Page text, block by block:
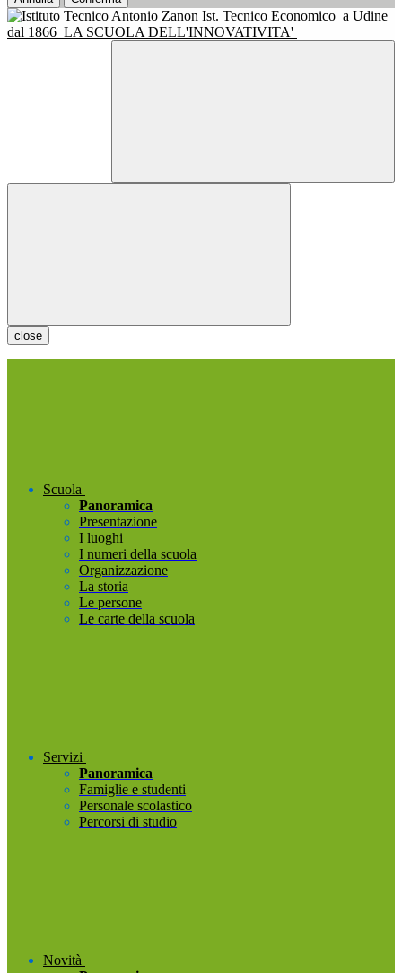
Ist. Tecnico Economico a Udine
dal 1866 LA SCUOLA DELL'INNOVATIVITA'
close
Scuola
Panoramica
Presentazione
I luoghi
I numeri della scuola
Organizzazione
La storia
Le persone
Le carte della scuola
Servizi
Panoramica
Famiglie e studenti
Personale scolastico
Percorsi di studio
Novità